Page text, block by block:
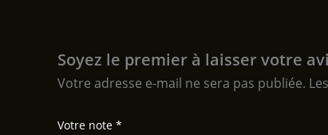
Soyez le premier à laisser votre
Votre adresse e-mail ne sera pas publiée.
Votre note *